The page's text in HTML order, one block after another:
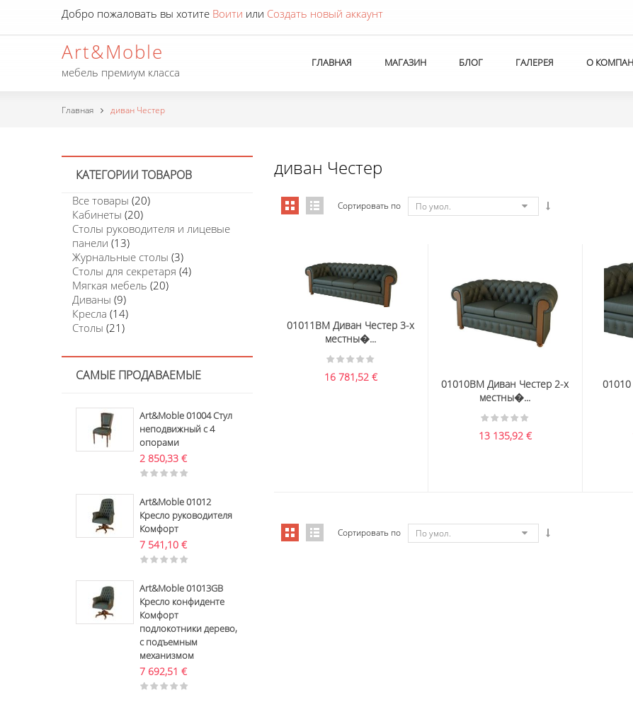
Добро пожаловать вы хотите Воити или Создать новый аккаунт
Art&Moble
мебель премиум класса
ГЛАВНАЯ МАГАЗИН БЛОГ ГАЛЕРЕЯ О
Главная диван Честер
КАТЕГОРИИ ТОВАРОВ
Все товары (20)
Кабинеты (20)
Столы руководителя и лицевые
панели (13)
Журнальные столы (3)
Столы для секретаря (4)
Мягкая мебель (20)
Диваны (9)
Кресла (14)
Столы (21)
САМЫЕ ПРОДАВАЕМЫЕ
Art&Moble 01004 Стул
неподвижный с 4
опорами
2 850,33 €
Art&Moble 01012
Кресло руководителя
Комфорт
7 541,10 €
Art&Moble 01013GB
Кресло конфиденте
Комфорт
подлокотники дерево,
с подъемным
механизмом
7 692,51 €
диван Честер
Сортировать по По умол.
01011BM Диван Честер 3-х
местны�...
16 781,52 €
01010BM Диван Честер 2-х
местны�...
13 135,92 €
Сортировать по По умол.